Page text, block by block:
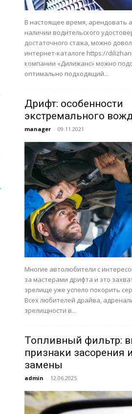
В настоящее время, арендовать
наличии водительского
достаточного стажа, можно
интернет-каталоге https://
компании «Дилижанс» можно
оптимально подходящий...
Дрифт: особенности
экстремального
manager - 09.11.2021
Многие автолюбители с
за мастерами дрифта и это
зрелище уже успело покорить
Всех любителей драйва,
зрелищности в...
Топливный фильтр:
признаки засорения
замены
admin - 12.06.2025